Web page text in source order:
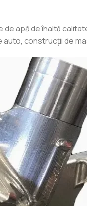
apă de înaltă
construcții de